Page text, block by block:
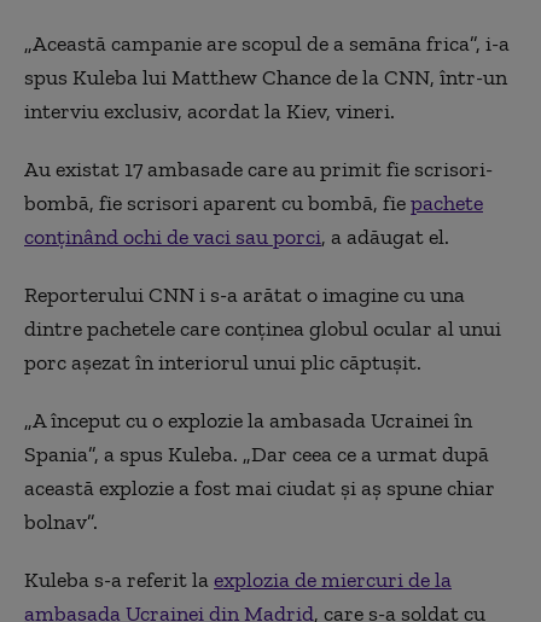
„Această campanie are scopul de a semăna frica”, i-a
spus Kuleba lui Matthew Chance de la CNN, într-un
interviu exclusiv, acordat la Kiev, vineri.
Au existat 17 ambasade care au primit fie scrisori-
bombă, fie scrisori aparent cu bombă, fiepachete
conținând ochi de vaci sau porci, a adăugat el.
Reporterului CNN i s-a arătat o imagine cu una
dintre pachetele care conținea globul ocular al unui
porc așezat în interiorul unui plic căptușit.
„A început cu o explozie la ambasada Ucrainei în
Spania”, a spus Kuleba. „Dar ceea ce a urmat după
această explozie a fost mai ciudat și aș spune chiar
bolnav”.
Kuleba s-a referit laexplozia de miercuri de la
ambasada Ucrainei din Madrid, care s-a soldat cu